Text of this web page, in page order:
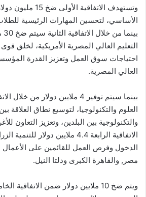
وتستهدف الاتفاقية
الأساسي، لتحسين المهارات الرئيسية
التعليم العالي المصرية الأمريكية، لخلق
احتياجات سوق العمل وتعزيز القدرة
العالي المصرية.
بينما سيتم توفير 4 ملايين دولار
العلوم والتكنولوجيا، لتوسيع نطاق العلاقة
والتكنولوجية بين البلدين، وتعزيز التعاون
الاتفاقية الرابعة 4.4 ملايين دولار
الدخول وفرص العمل للقائمين على الأعمال
مصر, والقاهرة الكبرى ودلتا النيل.
ويتم ضخ 10 ملايين دولار ضمن